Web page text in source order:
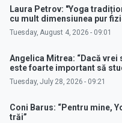
Laura Petrov: "Yoga
cu mult dimensiunea pur
Tuesday, August 4, 2026 - 09:01
Angelica Mitrea: “Dacă vrei
este foarte important să
Tuesday, July 28, 2026 - 09:21
Coni Barus: “Pentru mine,
trăi”